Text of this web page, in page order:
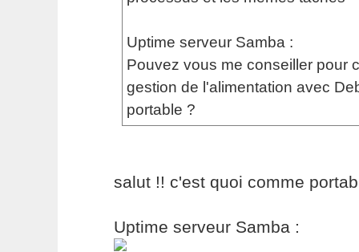
Uptime serveur Samba :
Pouvez vous me conseiller pour
gestion de l'alimentation avec
portable ?
salut !! c'est quoi comme
Uptime serveur Samba :